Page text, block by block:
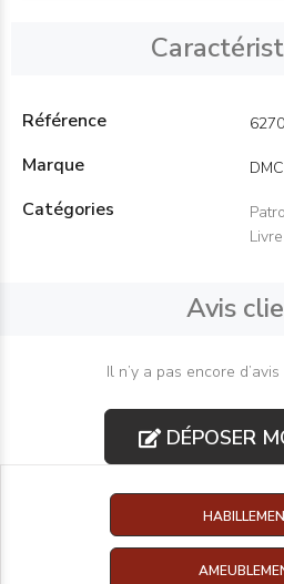
Référence
Marque DMC
Catégories
Livre
Avis
Il n’y a pas encore
DÉPOSER